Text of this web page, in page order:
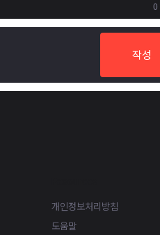
0
작성
개인정보처리방침
도움말